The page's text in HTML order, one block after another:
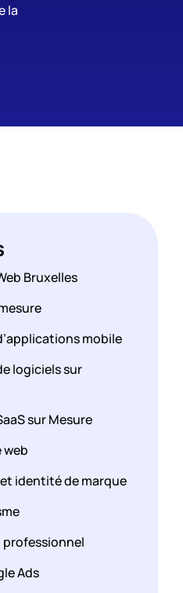
la
Bruxelles
mobile
logiciels sur
sur Mesure
identité de marque
Ads